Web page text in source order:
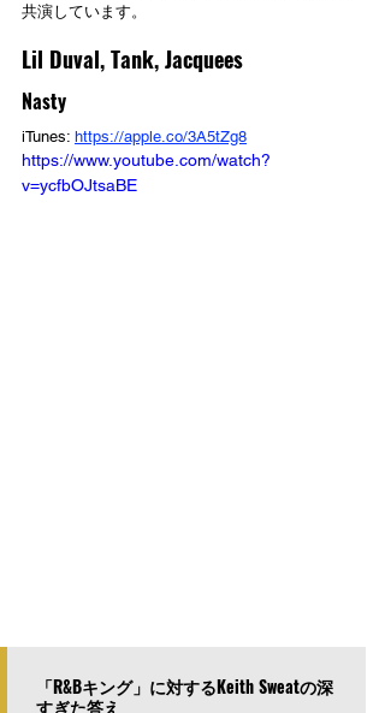
共演しています。
Lil Duval, Tank, Jacquees
Nasty
iTunes: https://apple.co/3A5tZg8
https://www.youtube.com/watch?
v=ycfbOJtsaBE
「R&Bキング」に対するKeith Sweatの深
すぎた答え